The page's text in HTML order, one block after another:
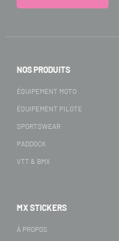
NOS PRODUITS
ÉQUIPEMENT MOTO
ÉQUIPEMENT PILOTE
SPORTSWEAR
PADDOCK
VTT & BMX
MX STICKERS
À PROPOS